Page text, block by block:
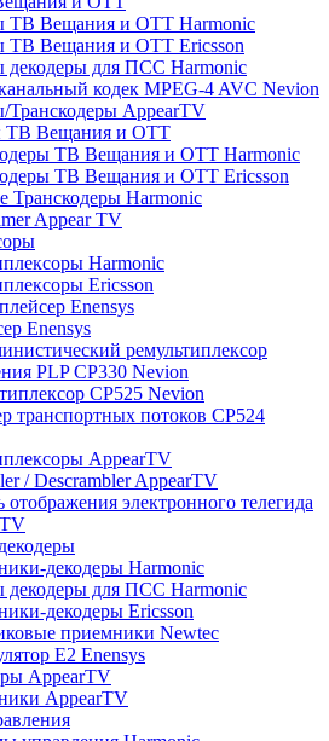
ТВ Вещания и ОТТ Harmonic
ТВ Вещания и ОТТ Ericsson
декодеры для ПСС Harmonic
кодек MPEG-4 AVC Nevion
Транскодеры AppearTV
ТВ Вещания и ОТТ
ТВ Вещания и ОТТ Harmonic
ТВ Вещания и ОТТ Ericsson
Транскодеры Harmonic
Appear TV
Harmonic
Ericsson
Enensys
Enensys
ремультиплексор
PLP CP330 Nevion
CP525 Nevion
транспортных потоков CP524
AppearTV
/ Descrambler AppearTV
электронного телегида
декодеры Harmonic
декодеры для ПСС Harmonic
декодеры Ericsson
приемники Newtec
Е2 Enensys
AppearTV
AppearTV